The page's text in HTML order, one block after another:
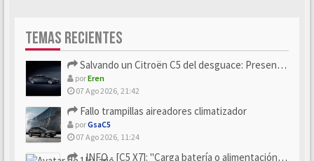
TEMAS RECIENTES
Salvando un Citroën C5 del desguace: Presentación y seguimiento
porEren
07 Ago 2026, 21:42
Fallo trampillas aireadores climatizador
porGsaC5
07 Ago 2026, 11:24
- INFO - [C5 X7]: "Carga batería o alimentación eléctri...